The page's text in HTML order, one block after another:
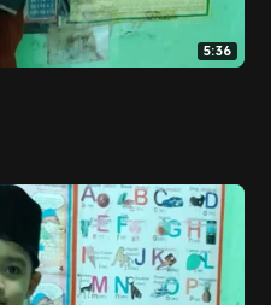
5:36